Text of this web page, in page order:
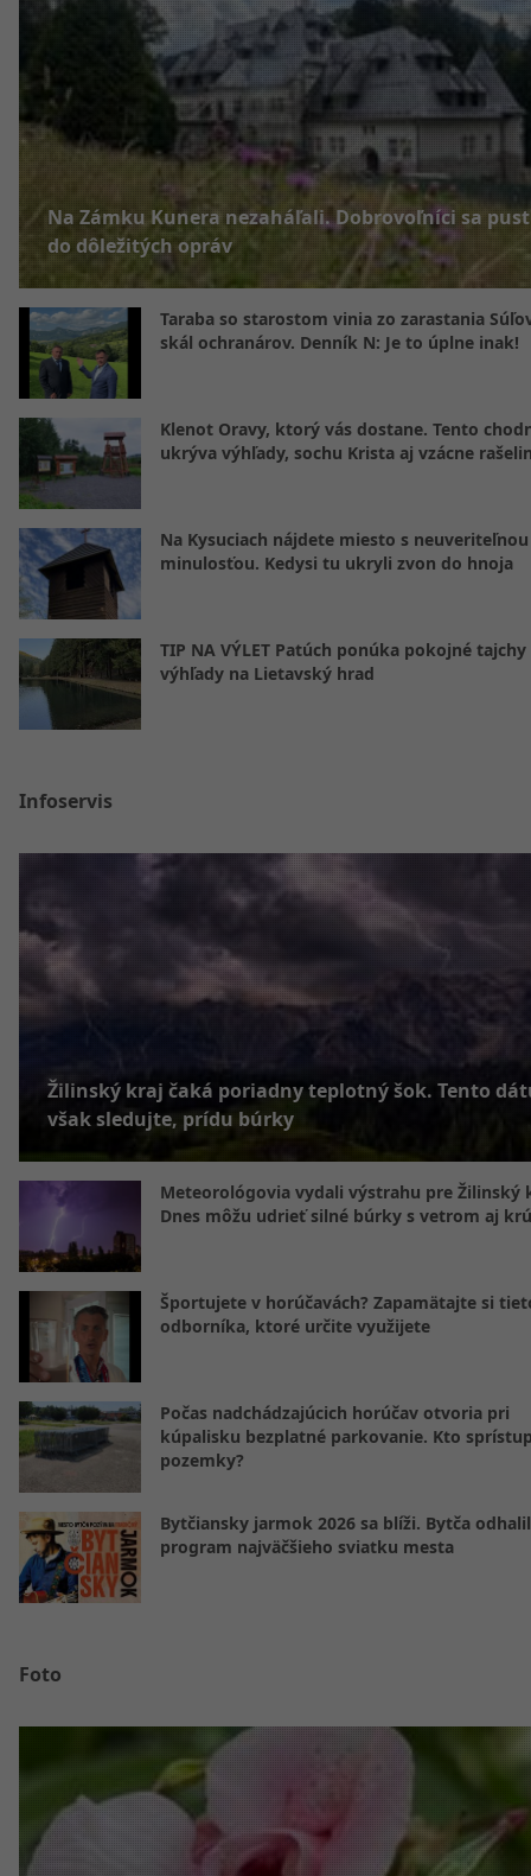
Na Zámku Kunera nezaháľali. Dobrovoľníci sa
do dôležitých opráv
Taraba so starostom vinia zo zarastania
skál ochranárov. Denník N: Je to úplne inak!
Klenot Oravy, ktorý vás dostane. Tento
ukrýva výhľady, sochu Krista aj vzácne
Na Kysuciach nájdete miesto s neuveriteľnou
minulosťou. Kedysi tu ukryli zvon do hnoja
TIP NA VÝLET Patúch ponúka pokojné tajchy
výhľady na Lietavský hrad
Infoservis
Žilinský kraj čaká poriadny teplotný šok. Tento
však sledujte, prídu búrky
Meteorológovia vydali výstrahu pre Žilinský
Dnes môžu udrieť silné búrky s vetrom aj
Športujete v horúčavách? Zapamätajte si
odborníka, ktoré určite využijete
Počas nadchádzajúcich horúčav otvoria pri
kúpalisku bezplatné parkovanie. Kto
pozemky?
Bytčiansky jarmok 2026 sa blíži. Bytča
program najväčšieho sviatku mesta
Foto